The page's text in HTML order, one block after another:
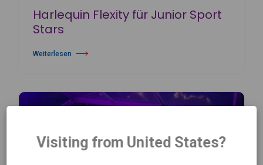
Harlequin Flexity für Junior Sport
Stars
Weiterlesen
über Harlequin Flexity für Junior Sport Stars
Visiting from United States?